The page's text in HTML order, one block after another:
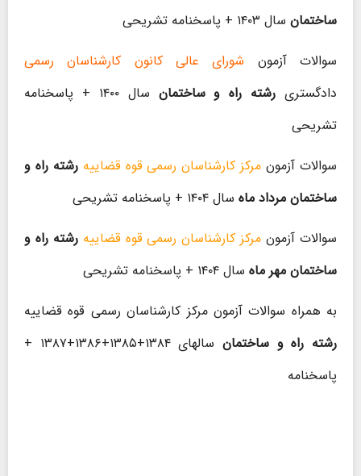
ساختمان سال ۱۴۰۳ + پاسخنامه تشریحی
سوالات آزمون شورای عالی کانون کارشناسان رسمی
دادگستری رشته راه و ساختمان
سال ۱۴۰۰ + پاسخنامه
تشریحی
سوالات آزمون مرکز کارشناسان رسمی قوه قضاییهرشته راه و
ساختمان مرداد ماه سال ۱۴۰۴ + پاسخنامه تشریحی
سوالات آزمون مرکز کارشناسان رسمی قوه قضاییه رشته راه و
ساختمان مهر ماه سال ۱۴۰۴ + پاسخنامه تشریحی
به همراه سوالات آزمون مرکز کارشناسان رسمی قوه قضاییه
رشته راه و ساختمان
سالهای ۱۳۸۴+۱۳۸۵+۱۳۸۶+۱۳۸۷ +
پاسخنامه